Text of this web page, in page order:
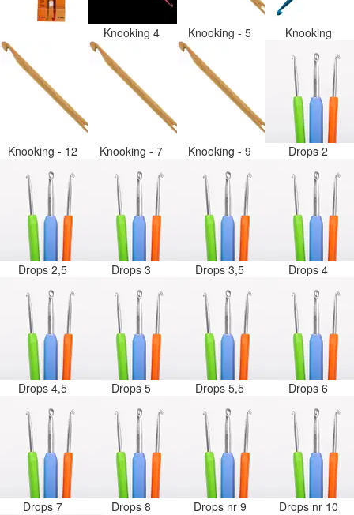
Knooking 4 Knooking - 5 Knooking
Knooking - 12 Knooking - 7 Knooking - 9 Drops 2
Drops 2,5 Drops 3 Drops 3,5 Drops 4
Drops 4,5 Drops 5 Drops 5,5 Drops 6
Drops 7 Drops 8 Drops nr 9 Drops nr 10